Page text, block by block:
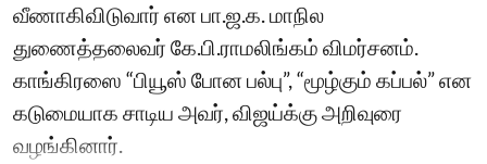
வீணாகிவிடுவார் என பா.ஜ.க. மாநில
துணைத்தலைவர் கே.பி.ராமலிங்கம் விமர்சனம்.
காங்கிரஸை “பியூஸ் போன பல்பு”, “மூழ்கும் கப்பல்” என
கடுமையாக சாடிய அவர், விஜய்க்கு அறிவுரை
வழங்கினார்.